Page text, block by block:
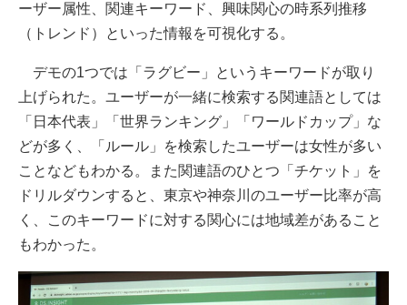
ーザー属性、関連キーワード、興味関心の時系列推移
（トレンド）といった情報を可視化する。
デモの1つでは「ラグビー」というキーワードが取り
上げられた。ユーザーが一緒に検索する関連語としては
「日本代表」「世界ランキング」「ワールドカップ」な
どが多く、「ルール」を検索したユーザーは女性が多い
ことなどもわかる。また関連語のひとつ「チケット」を
ドリルダウンすると、東京や神奈川のユーザー比率が高
く、このキーワードに対する関心には地域差があること
もわかった。